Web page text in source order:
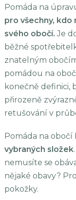
Pomáda na
pro všechny, kdo
svého obočí.Je
běžné
znatelným
pomádou na
konečně definici,
přirozeně
retušování v
Pomáda na obočí
vybraných složek
nemusíte se
nějaké obavy?
pokožky.